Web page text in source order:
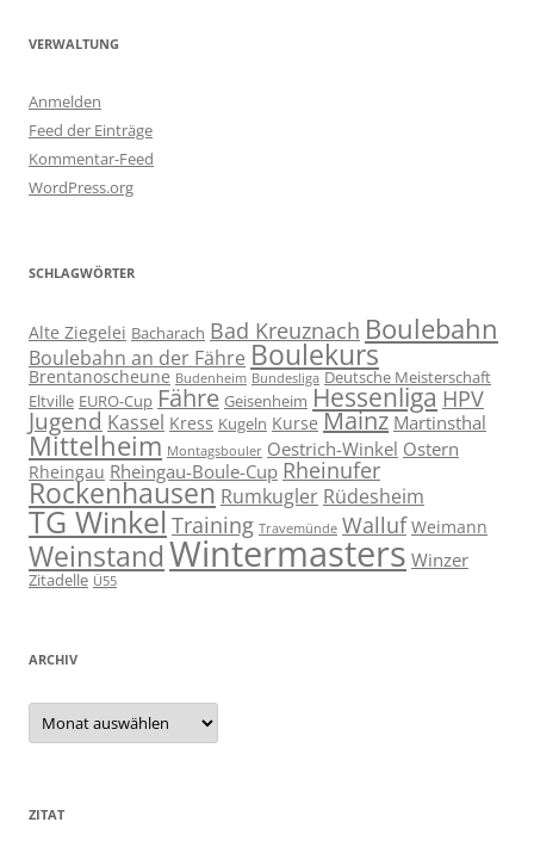
VERWALTUNG
Anmelden
Feed der Einträge
Kommentar-Feed
WordPress.org
SCHLAGWÖRTER
Alte Ziegelei Bacharach Bad Kreuznach Boulebahn
Boulebahn an der Fähre Boulekurs
Brentanoscheune Budenheim Bundesliga Deutsche Meisterschaft
Eltville EURO-Cup Fähre Geisenheim Hessenliga HPV
Jugend Kassel Kress Kugeln Kurse Mainz Martinsthal
Mittelheim Montagsbouler Oestrich-Winkel Ostern
Rheingau Rheingau-Boule-Cup Rheinufer
Rockenhausen Rumkugler Rüdesheim
TG WinkelTraining Travemünde Walluf Weimann
WeinstandWintermasters Winzer
Zitadelle Ü55
ARCHIV
Archiv
ZITAT